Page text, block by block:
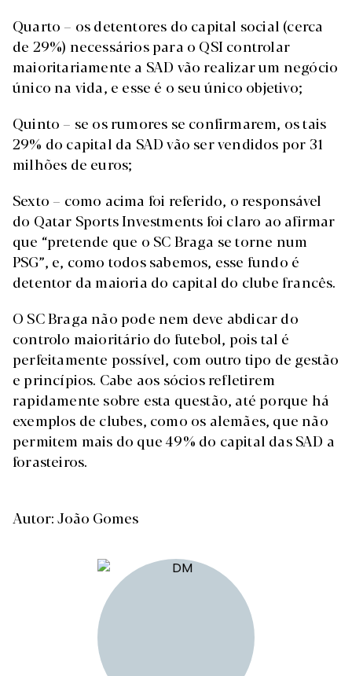
Quarto – os detentores do capital social (cerca
de 29%) necessários para o QSI controlar
maioritariamente a SAD vão realizar um negócio
único na vida, e esse é o seu único objetivo;
Quinto – se os rumores se confirmarem, os tais
29% do capital da SAD vão ser vendidos por 31
milhões de euros;
Sexto – como acima foi referido, o responsável
do Qatar Sports Investments foi claro ao afirmar
que “pretende que o SC Braga se torne num
PSG”, e, como todos sabemos, esse fundo é
detentor da maioria do capital do clube francês.
O SC Braga não pode nem deve abdicar do
controlo maioritário do futebol, pois tal é
perfeitamente possível, com outro tipo de gestão
e princípios. Cabe aos sócios refletirem
rapidamente sobre esta questão, até porque há
exemplos de clubes, como os alemães, que não
permitem mais do que 49% do capital das SAD a
forasteiros.
Autor: João Gomes